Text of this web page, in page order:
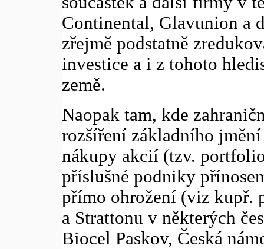
Continental, Glavunion a
zřejmě podstatně
investice a i z tohoto
země.
Naopak tam, kde
rozšíření základního
nákupy akcií (tzv.
příslušné podniky
přímo ohrožení (viz kupř.
a Strattonu v některých
Biocel Paskov, Česká